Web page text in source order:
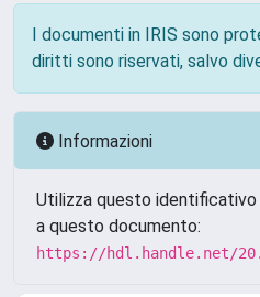
I documenti in IRIS sono
diritti sono riservati, salvo
Informazioni
Utilizza questo
a questo documento:
https://hdl.handle.net/